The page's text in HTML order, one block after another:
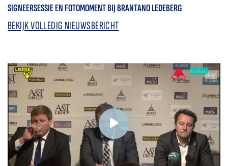
SIGNEERSESSIE EN FOTOMOMENT BIJ BRANTANO LEDEBERG
BEKIJK VOLLEDIG NIEUWSBERICHT